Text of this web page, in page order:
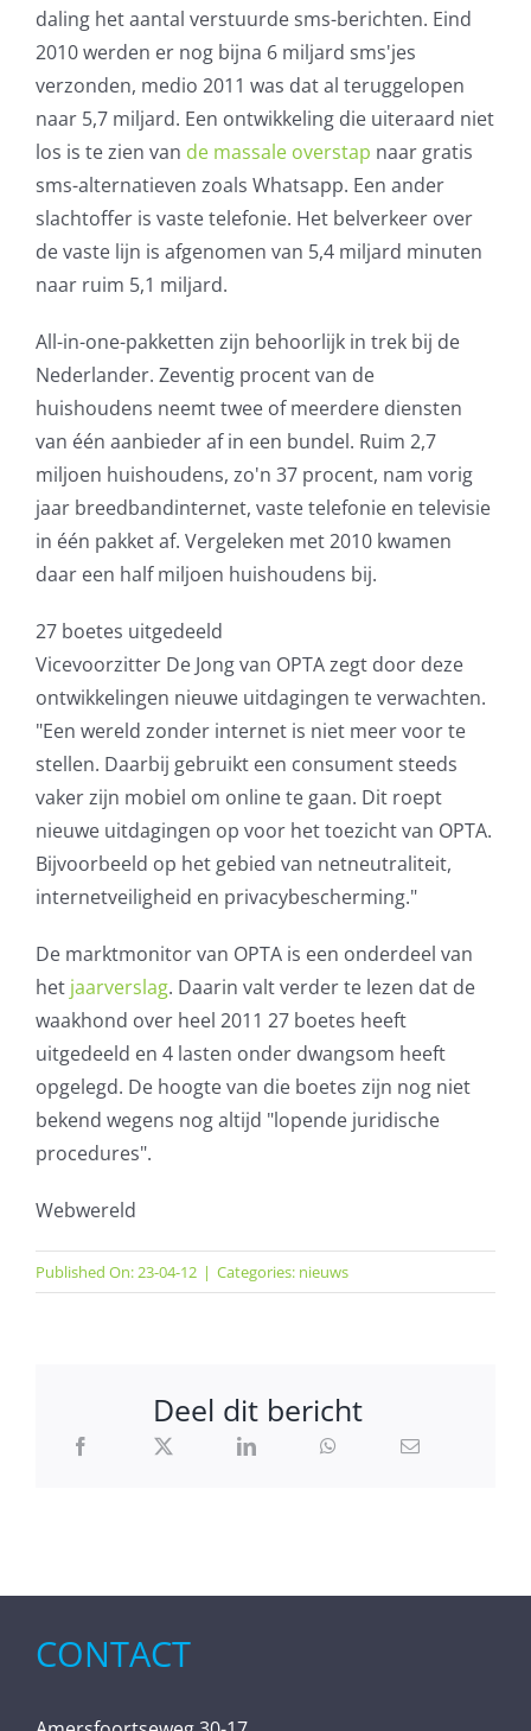
WordPress SLA Contract
daling het aantal verstuurde sms-berichten. Eind
2010 werden er nog bijna 6 miljard sms'jes
verzonden, medio 2011 was dat al teruggelopen
naar 5,7 miljard. Een ontwikkeling die uiteraard niet
los is te zien van de massale overstap naar gratis
sms-alternatieven zoals Whatsapp. Een ander
slachtoffer is vaste telefonie. Het belverkeer over
de vaste lijn is afgenomen van 5,4 miljard minuten
naar ruim 5,1 miljard.
All-in-one-pakketten zijn behoorlijk in trek bij de
Nederlander. Zeventig procent van de
huishoudens neemt twee of meerdere diensten
van één aanbieder af in een bundel. Ruim 2,7
miljoen huishoudens, zo'n 37 procent, nam vorig
jaar breedbandinternet, vaste telefonie en televisie
in één pakket af. Vergeleken met 2010 kwamen
daar een half miljoen huishoudens bij.
27 boetes uitgedeeld
Vicevoorzitter De Jong van OPTA zegt door deze
ontwikkelingen nieuwe uitdagingen te verwachten.
"Een wereld zonder internet is niet meer voor te
stellen. Daarbij gebruikt een consument steeds
vaker zijn mobiel om online te gaan. Dit roept
nieuwe uitdagingen op voor het toezicht van OPTA.
Bijvoorbeeld op het gebied van netneutraliteit,
internetveiligheid en privacybescherming."
De marktmonitor van OPTA is een onderdeel van
het jaarverslag. Daarin valt verder te lezen dat de
waakhond over heel 2011 27 boetes heeft
uitgedeeld en 4 lasten onder dwangsom heeft
opgelegd. De hoogte van die boetes zijn nog niet
bekend wegens nog altijd "lopende juridische
procedures".
Webwereld
Published On: 23-04-12 | Categories: nieuws
Deel dit bericht
CONTACT